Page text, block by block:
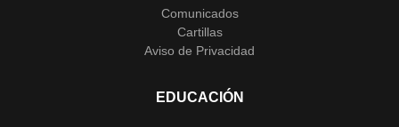
Comunicados
Cartillas
Aviso de Privacidad
EDUCACIÓN